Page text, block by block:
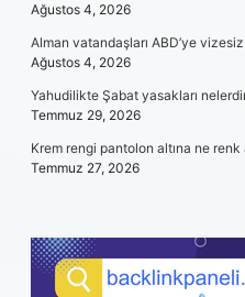
Ağustos 4, 2026
Alman vatandaşları ABD’ye
Ağustos 4, 2026
Yahudilikte Şabat yasakları
Temmuz 29, 2026
Krem rengi pantolon altına ne
Temmuz 27, 2026